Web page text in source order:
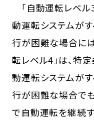
「自動運転レベル
動運転システムが
行が困難な場合に
転レベル4」は、特
動運転システムが
行が困難な場合で
で自動運転を継続す